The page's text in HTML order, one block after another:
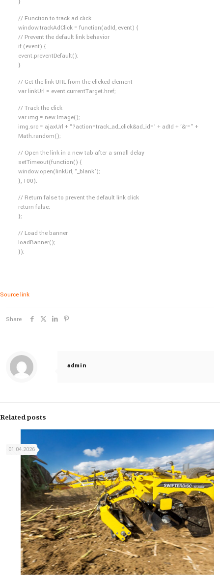
// Function to track ad click
window.trackAdClick = function(adId, event) {
// Prevent the default link behavior
if (event) {
event.preventDefault();
}
// Get the link URL from the clicked element
var linkUrl = event.currentTarget.href;
// Track the click
var img = new Image();
img.src = ajaxUrl + “?action=track_ad_click&ad_id=’ + adId + ‘&r=” +
Math.random();
// Open the link in a new tab after a small delay
setTimeout(function() {
window.open(linkUrl, “_blank’);
}, 100);
// Return false to prevent the default link click
return false;
};
// Load the banner
loadBanner();
});
Source link
Share
admin
Related posts
01.04.2026